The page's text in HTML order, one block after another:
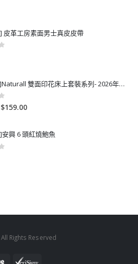
皮革工房素面男士真皮皮帶
5
[A608104]Naturall 雙面印花床上套裝系列- 2026年秋季新款
5
$159.00P
c
9
興 6 頭紅燒鮑魚
5
Rights Reserved